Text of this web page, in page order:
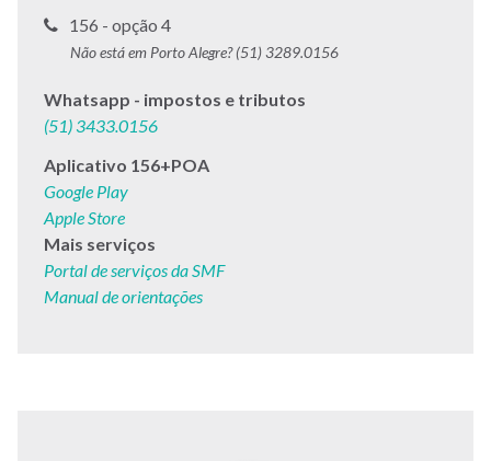
Telefone
para
156 - opção 4
Não está em Porto Alegre? (51) 3289.0156
Whatsapp - impostos e tributos
(51) 3433.0156
Aplicativo 156+POA
Google Play
Apple Store
Mais serviços
Portal de serviços da SMF
Manual de orientações